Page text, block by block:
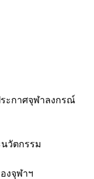
ะกาศจุฬาลงกรณ์
วัตกรรม
งจุฬาฯ